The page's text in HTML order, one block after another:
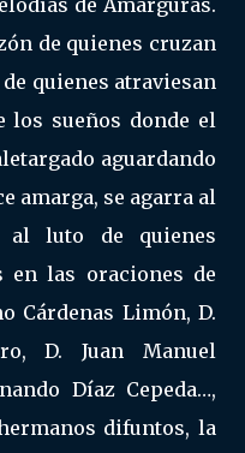
de Amarguras.
de quienes cruzan
de quienes atraviesan
los sueños donde el
aguardando
amarga, se agarra al
al luto de quienes
en las oraciones de
Cárdenas Limón, D.
D. Juan Manuel
Díaz Cepeda…,
difuntos, la